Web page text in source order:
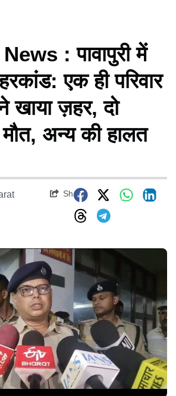
: पावापुरी में
एक ही परिवार
खाया ज़हर, दो
मौत, अन्य की हालत
Share